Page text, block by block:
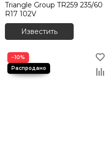
Triangle Group TR259 235/60
R17 102V
Известить
−10%